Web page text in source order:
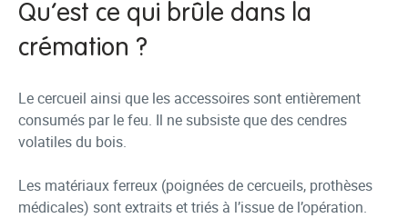
Qu’est ce qui brûle dans la
crémation ?
Le cercueil ainsi que les accessoires sont entièrement
consumés par le feu. Il ne subsiste que des cendres
volatiles du bois.
Les matériaux ferreux (poignées de cercueils, prothèses
médicales) sont extraits et triés à l’issue de l’opération.